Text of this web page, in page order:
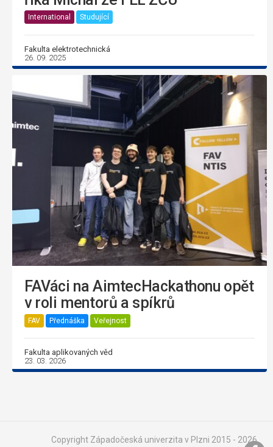
International Studující
Fakulta elektrotechnická
26. 09. 2025
FAVáci na AimtecHackathonu opět
v roli mentorů a spíkrů
FAV Přednáška Veřejnost
Fakulta aplikovaných věd
23. 03. 2026
Copyright Západočeská univerzita v Plzni 2015 - 2026,